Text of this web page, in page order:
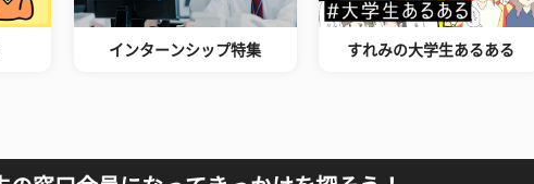
インターンシップ特集 すれみの大学生あるある